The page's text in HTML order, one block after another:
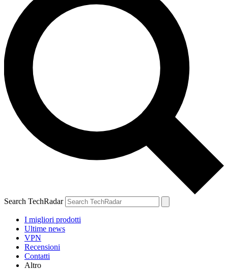
Search TechRadar
I migliori prodotti
Ultime news
VPN
Recensioni
Contatti
Altro